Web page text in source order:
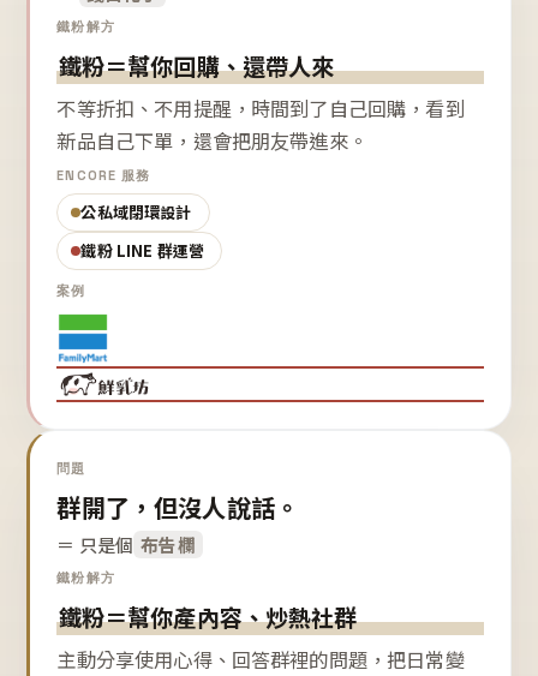
鐵粉解方
鐵粉＝幫你回購、還帶人來
不等折扣、不用提醒，時間到了自己回購，看到
新品自己下單，還會把朋友帶進來。
ENCORE 服務
公私域閉環設計
鐵粉 LINE 群運營
案例
問題
群開了，但沒人說話。
＝ 只是個 布告欄
鐵粉解方
鐵粉＝幫你產內容、炒熱社群
主動分享使用心得、回答群裡的問題，把日常變